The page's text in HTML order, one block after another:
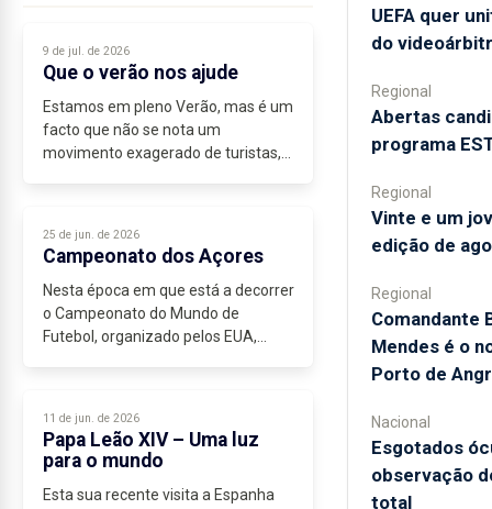
9 de jul. de 2026
Que o verão nos ajude
Estamos em pleno Verão, mas é um
facto que não se nota um
movimento exagerado de turistas,
25 de jun. de 2026
Campeonato dos Açores
Nesta época em que está a decorrer
o Campeonato do Mundo de
Futebol, organizado pelos EUA,
Presidente...
11 de jun. de 2026
Papa Leão XIV – Uma luz
para o mundo
Esta sua recente visita a Espanha
UEFA quer
do
Regional
Abertas
programa
Regional
Vinte e um
edição de
Regional
Comandante
Mendes é o
Porto de
Nacional
Esgotados
observação
total